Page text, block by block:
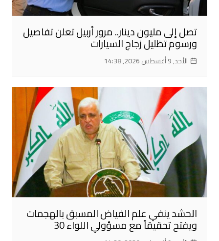
تصل إلى مليون دينار.. مرور أربيل تعلن تفاصيل
ورسوم تظليل زجاج السيارات
الأحد, 9 أغسطس 2026, 14:38
الحشد ينفي علم الفياض المسبق بالهجمات
ويفتح تحقيقاً مع مسؤولي اللواء 30